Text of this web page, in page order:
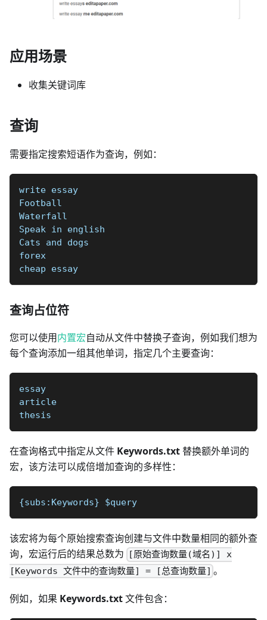
应用场景
收集关键词库
查询
需要指定搜索短语作为查询，例如：
write essay
Football
Waterfall
Speak in english
Cats and dogs
forex
cheap essay
查询占位符
您可以使用内置宏自动从文件中替换子查询，例如我们想为
每个查询添加一组其他单词，指定几个主要查询：
essay
article
thesis
在查询格式中指定从文件 Keywords.txt 替换额外单词的
宏，该方法可以成倍增加查询的多样性：
{subs:Keywords} $query
该宏将为每个原始搜索查询创建与文件中数量相同的额外查
询，宏运行后的结果总数为
[原始查询数量(域名)] x
[Keywords 文件中的查询数量] = [总查询数量] 。
例如，如果 Keywords.txt文件包含：